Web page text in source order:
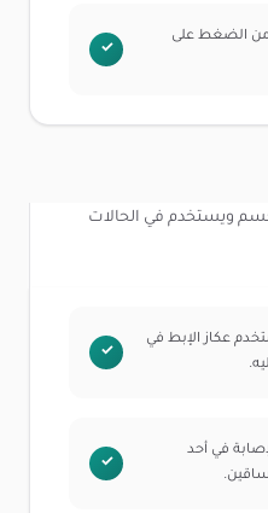
من الضغط على
ويستخدم في الحالات
عكاز الإبط في
في أحد